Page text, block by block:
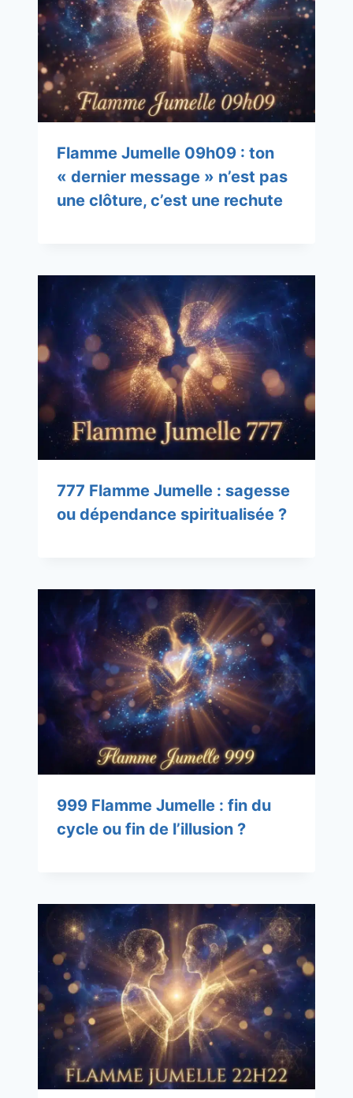
Flamme Jumelle 09h09 : ton
« dernier message » n’est pas
une clôture, c’est une rechute
777 Flamme Jumelle : sagesse
ou dépendance spiritualisée ?
999 Flamme Jumelle : fin du
cycle ou fin de l’illusion ?